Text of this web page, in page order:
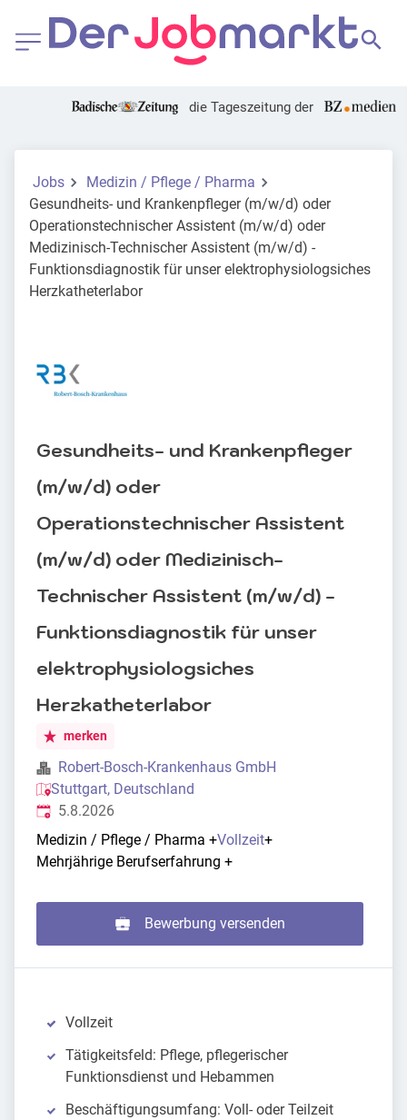
die Tageszeitung der
Jobs
Medizin / Pflege / Pharma
Gesundheits- und Krankenpfleger (m/w/d) oder
Operationstechnischer Assistent (m/w/d) oder
Medizinisch-Technischer Assistent (m/w/d) -
Funktionsdiagnostik für unser elektrophysiologsiches
Herzkatheterlabor
Gesundheits- und Krankenpfleger
(m/w/d) oder
Operationstechnischer Assistent
(m/w/d) oder Medizinisch-
Technischer Assistent (m/w/d) -
Funktionsdiagnostik für unser
elektrophysiologsiches
Herzkatheterlabor
merken
Robert-Bosch-Krankenhaus GmbH
Stuttgart, Deutschland
Veröffentlicht
5.8.2026
Medizin / Pflege / Pharma +Vollzeit+
Mehrjährige Berufserfahrung +
Bewerbung versenden
Vollzeit
Tätigkeitsfeld: Pflege, pflegerischer
Funktionsdienst und Hebammen
Beschäftigungsumfang: Voll- oder Teilzeit